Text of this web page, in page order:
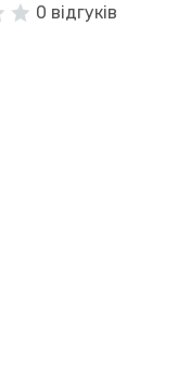
0 відгуків